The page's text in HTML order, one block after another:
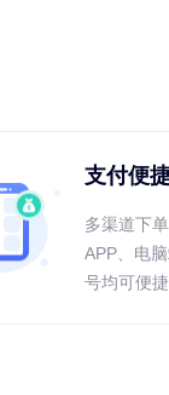
支付便
多渠道下
APP、电
号均可便